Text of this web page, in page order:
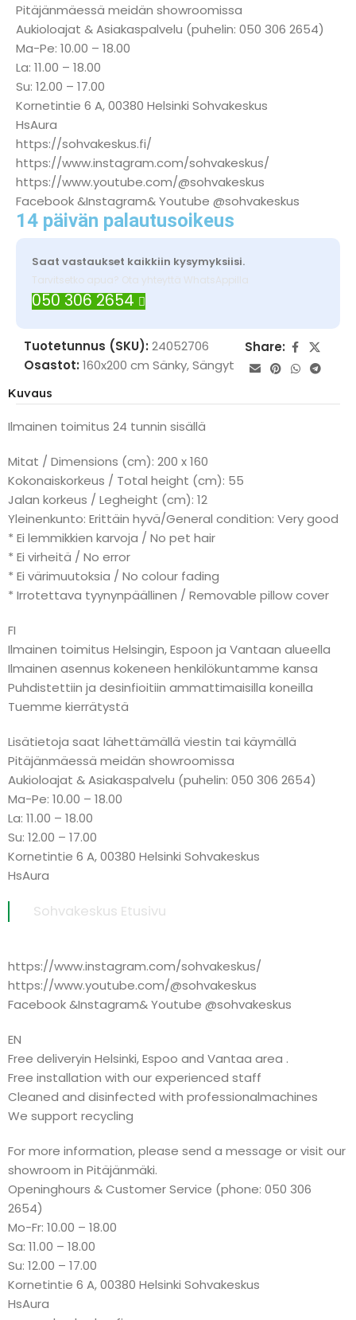
Pitäjänmäessä meidän showroomissa
Aukioloajat & Asiakaspalvelu (puhelin: 050 306 2654)
Ma-Pe: 10.00 – 18.00
La: 11.00 – 18.00
Su: 12.00 – 17.00
Kornetintie 6 A, 00380 Helsinki Sohvakeskus
HsAura
https://sohvakeskus.fi/
https://www.instagram.com/sohvakeskus/
https://www.youtube.com/@sohvakeskus
Facebook &Instagram& Youtube @sohvakeskus
14 päivän palautusoikeus
Saat vastaukset kaikkiin kysymyksiisi.
Tarvitsetko apua? Ota yhteyttä WhatsAppilla
050 306 2654
Tuotetunnus (SKU): 24052706
Osastot: 160x200 cm Sänky,Sängyt
Share:
Kuvaus
Ilmainen toimitus 24 tunnin sisällä
Mitat / Dimensions (cm): 200 x 160
Kokonaiskorkeus / Total height (cm): 55
Jalan korkeus / Legheight (cm): 12
Yleinenkunto: Erittäin hyvä/General condition: Very good
* Ei lemmikkien karvoja / No pet hair
* Ei virheitä / No error
* Ei värimuutoksia / No colour fading
* Irrotettava tyynynpäällinen / Removable pillow cover
FI
Ilmainen toimitus Helsingin, Espoon ja Vantaan alueella
Ilmainen asennus kokeneen henkilökuntamme kansa
Puhdistettiin ja desinfioitiin ammattimaisilla koneilla
Tuemme kierrätystä
Lisätietoja saat lähettämällä viestin tai käymällä
Pitäjänmäessä meidän showroomissa
Aukioloajat & Asiakaspalvelu (puhelin: 050 306 2654)
Ma-Pe: 10.00 – 18.00
La: 11.00 – 18.00
Su: 12.00 – 17.00
Kornetintie 6 A, 00380 Helsinki Sohvakeskus
HsAura
Sohvakeskus Etusivu
https://www.instagram.com/sohvakeskus/
https://www.youtube.com/@sohvakeskus
Facebook &Instagram& Youtube @sohvakeskus
EN
Free deliveryin Helsinki, Espoo and Vantaa area .
Free installation with our experienced staff
Cleaned and disinfected with professionalmachines
We support recycling
For more information, please send a message or visit our
showroom in Pitäjänmäki.
Openinghours & Customer Service (phone: 050 306
2654)
Mo-Fr: 10.00 – 18.00
Sa: 11.00 – 18.00
Su: 12.00 – 17.00
Kornetintie 6 A, 00380 Helsinki Sohvakeskus
HsAura